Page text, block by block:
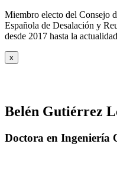
Miembro electo del Consejo
Española de Desalación y
desde 2017 hasta la actualidad
x
Belén Gutiérrez
Doctora en Ingeniería